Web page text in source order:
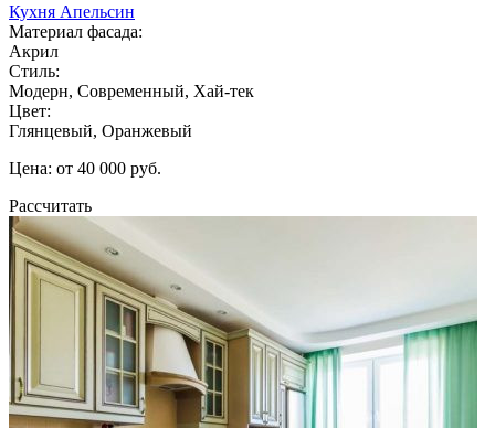
Кухня Апельсин
Материал фасада:
Акрил
Стиль:
Модерн, Современный, Хай-тек
Цвет:
Глянцевый, Оранжевый
Цена: от 40 000 руб.
Рассчитать